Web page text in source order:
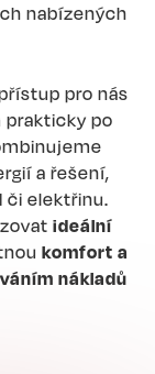
nabízených
pro nás
prakticky po
a řešení,
či elektřinu.
ideální
komfort a
nákladů